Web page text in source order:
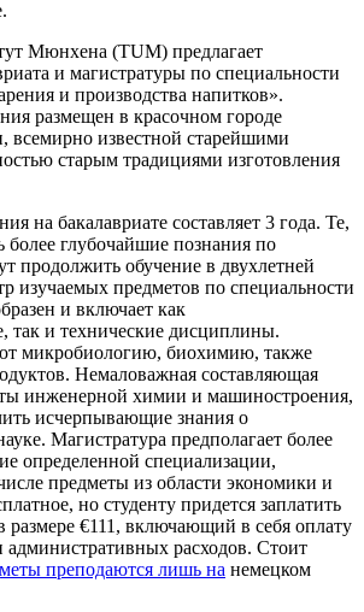
Мюнхена (TUM) предлагает
и магистратуры по специальности
и производства напитков».
размещен в красочном городе
всемирно известной старейшими
старым традициями изготовления
на бакалавриате составляет 3 года. Те,
более глубочайшие познания по
продолжить обучение в двухлетней
изучаемых предметов по специальности
и включает как
так и технические дисциплины.
микробиологию, биохимию, также
Немаловажная составляющая
инженерной химии и машиностроения,
исчерпывающие знания о
Магистратура предполагает более
определенной специализации,
предметы из области экономики и
но студенту придется заплатить
размере €111, включающий в себя оплату
административных расходов. Стоит
преподаются лишь на немецком